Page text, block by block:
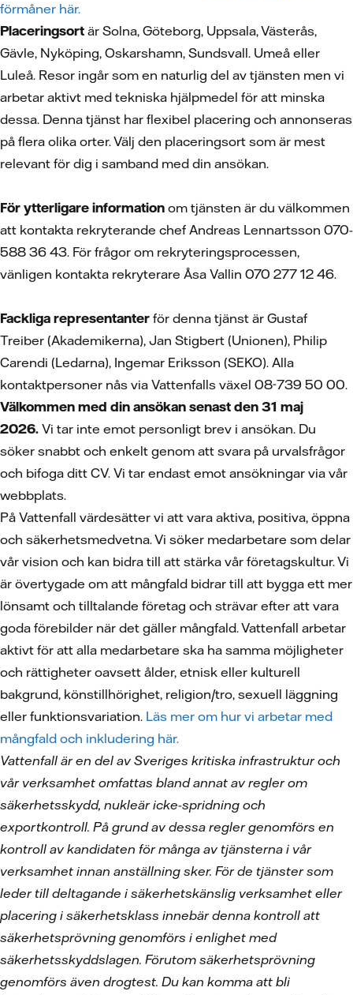
förmåner här.
Placeringsort är Solna, Göteborg, Uppsala, Västerås,
Gävle, Nyköping, Oskarshamn, Sundsvall. Umeå eller
Luleå. Resor ingår som en naturlig del av tjänsten men vi
arbetar aktivt med tekniska hjälpmedel för att minska
dessa. Denna tjänst har flexibel placering och annonseras
på flera olika orter. Välj den placeringsort som är mest
relevant för dig i samband med din ansökan.
För ytterligare information om tjänsten är du välkommen
att kontakta rekryterande chef Andreas Lennartsson 070-
588 36 43. För frågor om rekryteringsprocessen,
vänligen kontakta rekryterare Åsa Vallin 070 277 12 46.
Fackliga representanter för denna tjänst är Gustaf
Treiber (Akademikerna), Jan Stigbert (Unionen), Philip
Carendi (Ledarna), Ingemar Eriksson (SEKO). Alla
kontaktpersoner nås via Vattenfalls växel 08-739 50 00.
Välkommen med din ansökan senast den 31 maj
2026. Vi tar inte emot personligt brev i ansökan. Du
söker snabbt och enkelt genom att svara på urvalsfrågor
och bifoga ditt CV. Vi tar endast emot ansökningar via vår
webbplats.
På Vattenfall värdesätter vi att vara aktiva, positiva, öppna
och säkerhetsmedvetna. Vi söker medarbetare som delar
vår vision och kan bidra till att stärka vår företagskultur. Vi
är övertygade om att mångfald bidrar till att bygga ett mer
lönsamt och tilltalande företag och strävar efter att vara
goda förebilder när det gäller mångfald. Vattenfall arbetar
aktivt för att alla medarbetare ska ha samma möjligheter
och rättigheter oavsett ålder, etnisk eller kulturell
bakgrund, könstillhörighet, religion/tro, sexuell läggning
eller funktionsvariation. Läs mer om hur vi arbetar med
mångfald och inkludering här.
Vattenfall är en del av Sveriges kritiska infrastruktur och
vår verksamhet omfattas bland annat av regler om
säkerhetsskydd, nukleär icke-spridning och
exportkontroll. På grund av dessa regler genomförs en
kontroll av kandidaten för många av tjänsterna i vår
verksamhet innan anställning sker. För de tjänster som
leder till deltagande i säkerhetskänslig verksamhet eller
placering i säkerhetsklass innebär denna kontroll att
säkerhetsprövning genomförs i enlighet med
säkerhetsskyddslagen. Förutom säkerhetsprövning
genomförs även drogtest. Du kan komma att bli